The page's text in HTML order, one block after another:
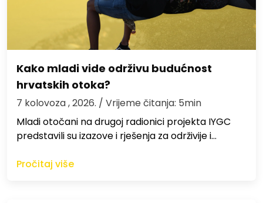
Kako mladi vide održivu budućnost
hrvatskih otoka?
7 kolovoza , 2026. / Vrijeme čitanja: 5min
Mladi otočani na drugoj radionici projekta IYGC
predstavili su izazove i rješenja za održivije i…
Pročitaj više